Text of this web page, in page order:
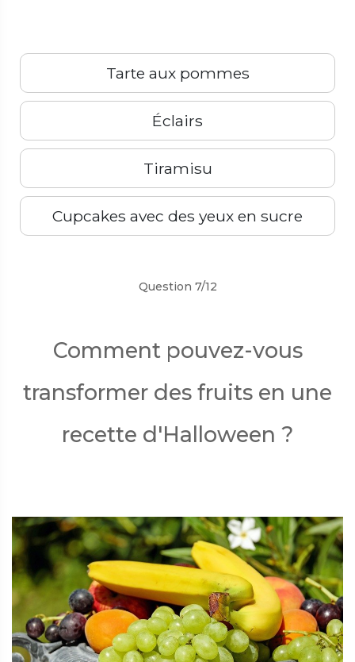
Tarte aux pommes
Éclairs
Tiramisu
Cupcakes avec des yeux en sucre
Précédent Suivant
Question 7/12
Comment pouvez-vous
transformer des fruits en une
recette d'Halloween ?